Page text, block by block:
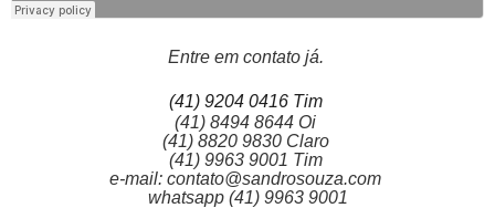
Entre em contato já.
(41) 9204 0416 Tim
(41) 8494 8644 Oi
(41) 8820 9830 Claro
(41) 9963 9001 Tim
e-mail: contato@sandrosouza.com
whatsapp (41) 9963 9001